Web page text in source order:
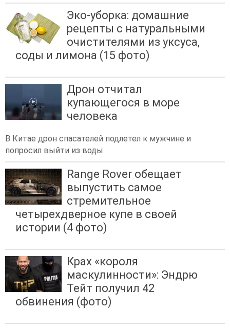
Эко-уборка: домашние
рецепты с натуральными
очистителями из уксуса,
соды и лимона (15 фото)
Дрон отчитал
купающегося в море
человека
В Китае дрон спасателей подлетел к мужчине и
попросил выйти из воды.
Range Rover обещает
выпустить самое
стремительное
четырехдверное купе в своей
истории (4 фото)
Крах «короля
маскулинности»: Эндрю
Тейт получил 42
обвинения (фото)